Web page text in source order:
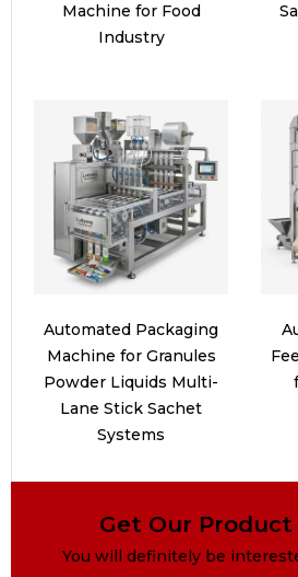
Machine for Food
Industry
Automated Packaging
Machine for Granules
Powder Liquids Multi-
Lane Stick Sachet
Systems
Get Our Product
You will definitely be